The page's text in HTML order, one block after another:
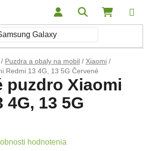
Hľadať
/ Puzdra a obaly na mobil / Xiaomi /
Redmi 13 4G, 13 5G Červené
puzdro Xiaomi
4G, 13 5G
produktu je 0,0 z 5 hviezdičiek.
hodnotenia